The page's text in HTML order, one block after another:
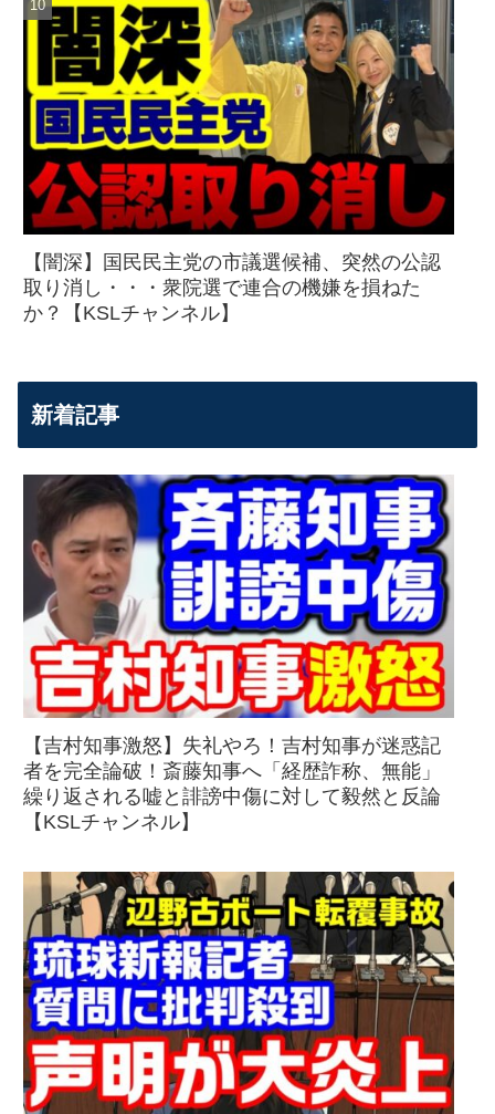
【闇深】国民民主党の市議選候補、突然の公認
取り消し・・・衆院選で連合の機嫌を損ねた
か？【KSLチャンネル】
新着記事
【吉村知事激怒】失礼やろ！吉村知事が迷惑記
者を完全論破！斎藤知事へ「経歴詐称、無能」
繰り返される嘘と誹謗中傷に対して毅然と反論
【KSLチャンネル】